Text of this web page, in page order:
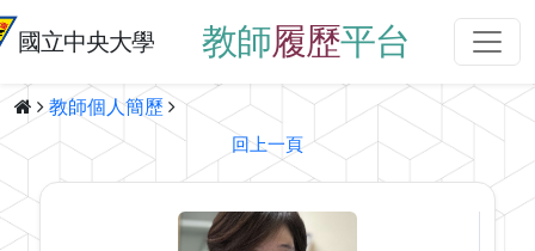
國立中央大學 教師履歷平台
教師個人簡歷
回上一頁